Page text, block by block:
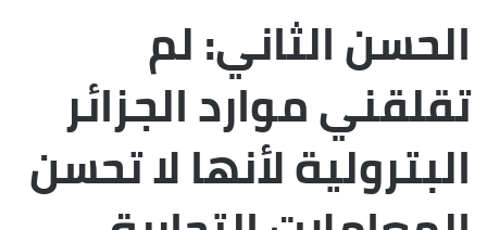
الحسن الثاني: لم
تقلقني موارد الجزائر
البترولية لأنها لا تحسن